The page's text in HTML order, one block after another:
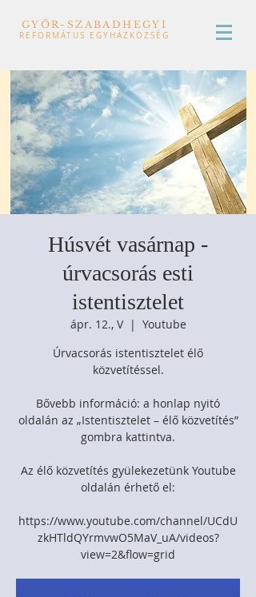
GYŐR-SZABADHEGYI
REFORMÁTUS EGYHÁZKÖZSÉG
Húsvét vasárnap -
úrvacsorás esti
istentisztelet
ápr. 12., V
  |
Youtube
Úrvacsorás istentisztelet élő
közvetítéssel.
Bővebb információ: a honlap nyitó
oldalán az „Istentisztelet – élő közvetítés”
gombra kattintva.
Az élő közvetítés gyülekezetünk Youtube
oldalán érhető el:
https://www.youtube.com/channel/UCdU
zkHTldQYrmvwO5MaV_uA/videos?
view=2&flow=grid